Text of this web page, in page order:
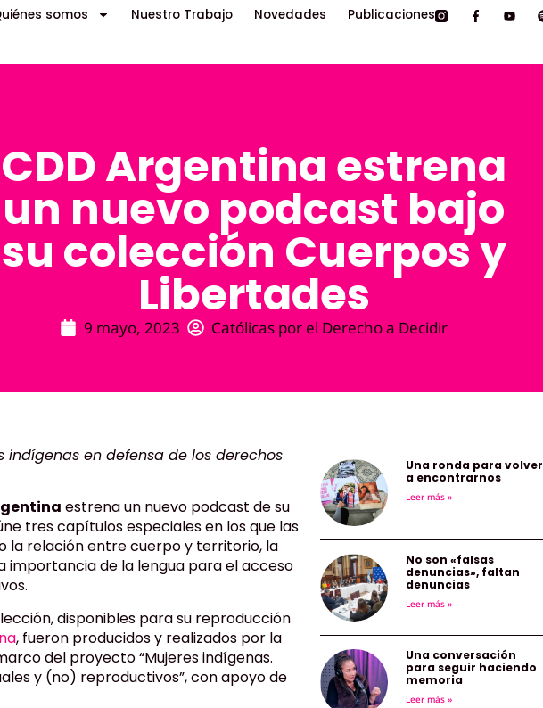
somos Nuestro Trabajo Novedades Publicaciones
CDD Argentina estrena
un nuevo podcast bajo
su colección Cuerpos y
Libertades
9 mayo, 2023 Católicas por el Derecho a Decidir
indígenas en defensa de los derechos
estrena un nuevo podcast de su
tres capítulos especiales en los que las
la relación entre cuerpo y territorio, la
importancia de la lengua para el acceso
disponibles para su reproducción
, fueron producidos y realizados por la
del proyecto “Mujeres indígenas.
y (no) reproductivos”, con apoyo de
Una ronda para volver
a encontrarnos
Leer más »
No son «falsas
denuncias», faltan
denuncias
Leer más »
Una conversación
para seguir haciendo
memoria
Leer más »